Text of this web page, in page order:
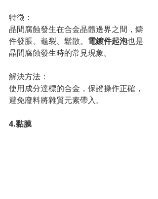
特徵：
晶間腐蝕發生在合金晶體邊界之間，鑄
件發脹、龜裂、鬆散。 電鍍件起泡也是
晶間腐蝕發生時的常見現象。
解決方法：
使用成分達標的合金，保證操作正確，
避免廢料將雜質元素帶入。
4.黏膜